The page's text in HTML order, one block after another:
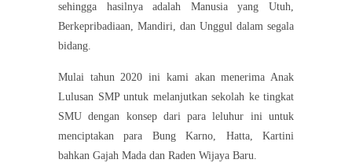
sehingga hasilnya adalah Manusia yang Utuh,
Berkepribadiaan, Mandiri, dan Unggul dalam segala
bidang.
Mulai tahun 2020 ini kami akan menerima Anak
Lulusan SMP untuk melanjutkan sekolah ke tingkat
SMU dengan konsep dari para leluhur ini untuk
menciptakan para Bung Karno, Hatta, Kartini
bahkan Gajah Mada dan Raden Wijaya Baru.